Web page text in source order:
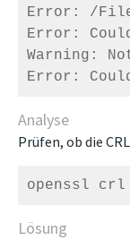
Error: /
Error:
Warning:
Analyse
Prüfen, ob die
openssl
Lösung